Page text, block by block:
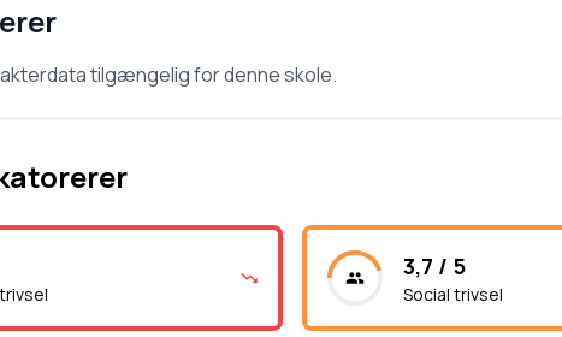
tilgængelig for denne skole.
3,7 / 5
Social trivsel